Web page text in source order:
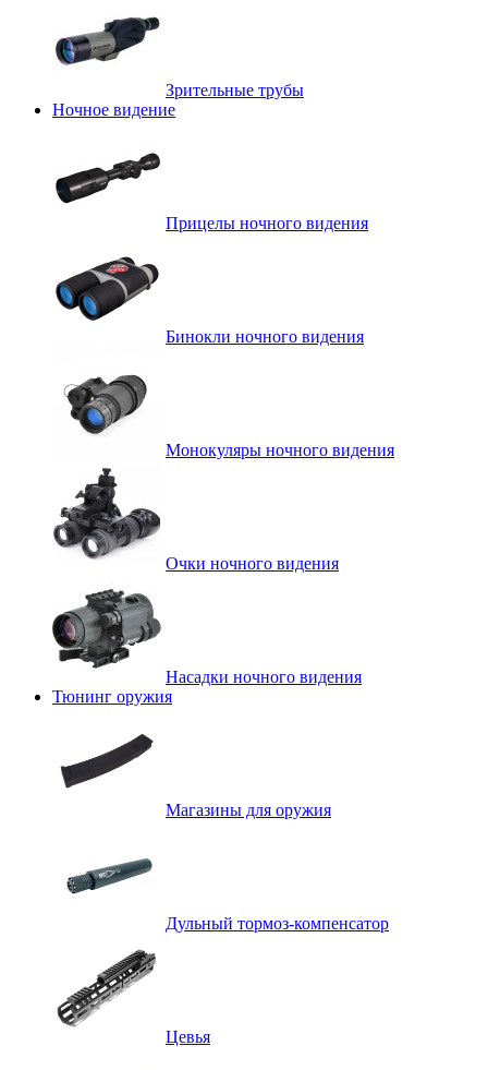
Зрительные трубы
Ночное видение
Прицелы ночного видения
Бинокли ночного видения
Монокуляры ночного видения
Очки ночного видения
Насадки ночного видения
Тюнинг оружия
Магазины для оружия
Дульный тормоз-компенсатор
Цевья